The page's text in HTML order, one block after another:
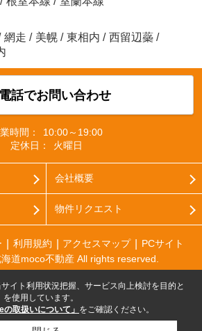
網走 / 美幌 / 東相内 / 西留辺蘂 /
電話でお問い合わせ
時間：
10:00～19:00
定休日：
火曜日
会社概要
物件リクエスト
利用規約 アクセスマップ
PCサイト
道moco不動産 All rights reserved.
イト利用状況把握、サービス向上検討を目的と
使用しています。
の取扱いについて」 をご確認ください。